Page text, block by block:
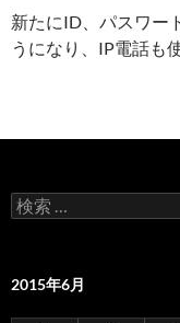
新たにID、パスワー
うになり、IP電話も
検
索
2015年6月